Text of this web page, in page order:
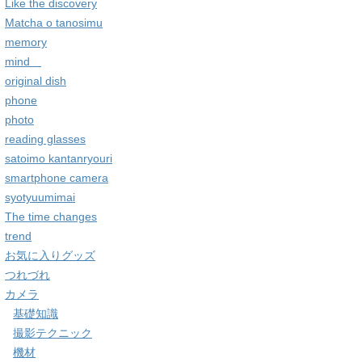
Like the discovery
Matcha o tanosimu
memory
mind
original dish
phone
photo
reading glasses
satoimo kantanryouri
smartphone camera
syotyuumimai
The time changes
trend
お気に入りグッズ
つれづれ
カメラ
基礎知識
撮影テクニック
機材